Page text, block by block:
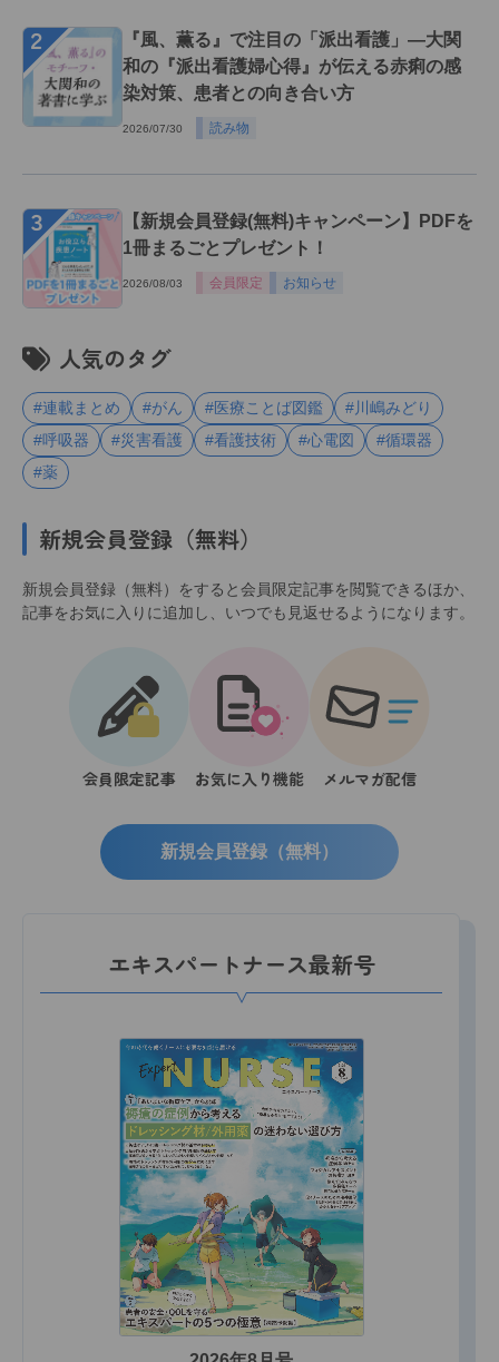
２
『風、薫る』で注目の「派出看護」―大関
和の『派出看護婦心得』が伝える赤痢の感
染対策、患者との向き合い方
2026/07/30 読み物
３
【新規会員登録(無料)キャンペーン】PDFを
1冊まるごとプレゼント！
2026/08/03 会員限定 お知らせ
人気のタグ
#連載まとめ #がん #医療ことば図鑑
#川嶋みどり
#呼吸器
#災害看護 #看護技術 #心電図
#循環器
#薬
新規会員登録（無料）
新規会員登録（無料）をすると会員限定記事を閲覧できるほか、
記事をお気に入りに追加し、いつでも見返せるようになります。
会員限定記事 お気に入り機能 メルマガ配信
新規会員登録（無料）
エキスパートナース最新号